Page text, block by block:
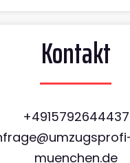
Kontakt
+4915792644437
muenchen.de